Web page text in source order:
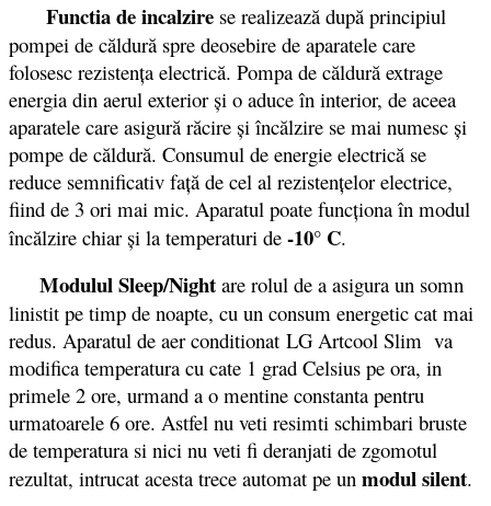
Functia de incalzire se realizează după principiul
pompei de căldură spre deosebire de aparatele care
folosesc rezistenţa electrică. Pompa de căldură extrage
energia din aerul exterior şi o aduce în interior, de aceea
aparatele care asigură răcire şi încălzire se mai numesc şi
pompe de căldură. Consumul de energie electrică se
reduce semnificativ faţă de cel al rezistenţelor electrice,
fiind de 3 ori mai mic. Aparatul poate funcţiona în modul
încălzire chiar şi la temperaturi de -10° C.
Modulul Sleep/Night are rolul de a asigura un somn
linistit pe timp de noapte, cu un consum energetic cat mai
redus. Aparatul de aer conditionat LG Artcool Slim va
modifica temperatura cu cate 1 grad Celsius pe ora, in
primele 2 ore, urmand a o mentine constanta pentru
urmatoarele 6 ore. Astfel nu veti resimti schimbari bruste
de temperatura si nici nu veti fi deranjati de zgomotul
rezultat, intrucat acesta trece automat pe un modul silent.